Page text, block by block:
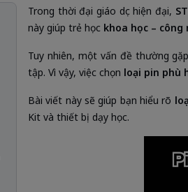
Trong thời đại giáo dục hiện đại,
này giúp trẻ học khoa học –
Tuy nhiên, một vấn đề thường
tập. Vì vậy, việc chọn loại pin phù
Bài viết này sẽ giúp bạn hiểu rõ
Kit và thiết bị dạy học.